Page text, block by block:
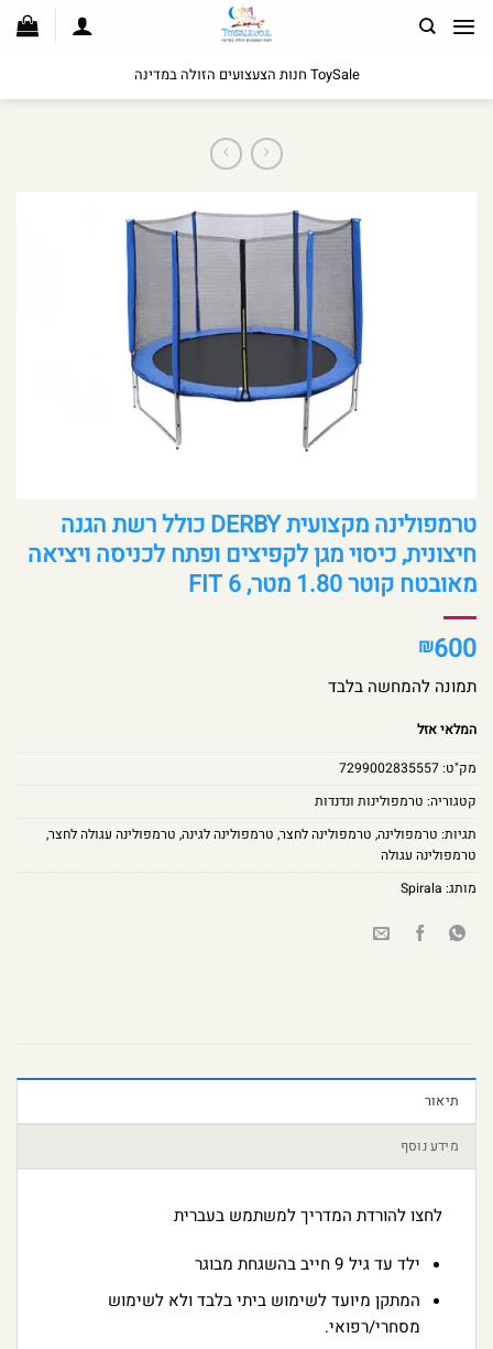
לתוכן
ToySale חנות הצעצועים הזולה במדינה
טרמפולינה מקצועית DERBY כולל רשת הגנה
חיצונית, כיסוי מגן לקפיצים ופתח לכניסה ויציאה
מאובטח קוטר 1.80 מטר, 6 FIT
₪600
תמונה להמחשה בלבד
המלאי אזל
מק"ט:7299002835557
קטגוריה: טרמפולינות ונדנדות
תגיות: טרמפולינה, טרמפולינה לחצר, טרמפולינה לגינה, טרמפולינה עגולה לחצר,
טרמפולינה עגולה
מותג: Spirala
תיאור
מידע נוסף
לחצו להורדת המדריך למשתמש בעברית
ילד עד גיל 9 חייב בהשגחת מבוגר
המתקן מיועד לשימוש ביתי בלבד ולא לשימוש
מסחרי/רפואי.